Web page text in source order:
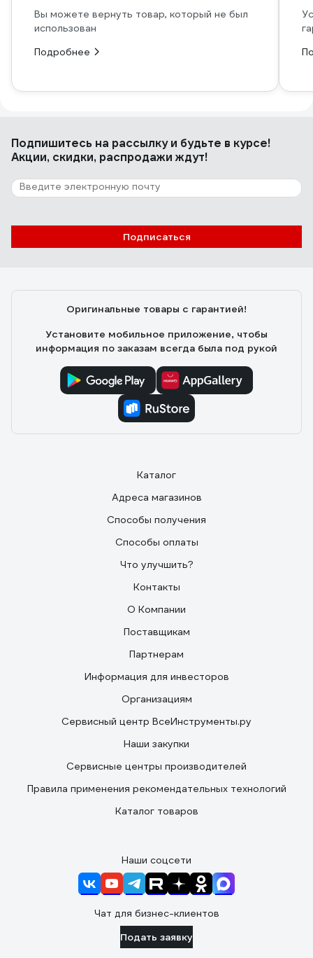
Вы можете вернуть товар, который не был
использован
Подробнее
Подпишитесь на рассылкуи будьте в курсе!
Акции, скидки, распродажи ждут!
Подписаться
Оригинальные товары с гарантией!
Установите мобильное приложение, чтобы
информация по заказам всегда была под рукой
Каталог
Адреса магазинов
Способы получения
Способы оплаты
Что улучшить?
Контакты
О Компании
Поставщикам
Партнерам
Информация для инвесторов
Организациям
Сервисный центр ВсеИнструменты.ру
Наши закупки
Сервисные центры производителей
Правила применения рекомендательных технологий
Каталог товаров
Наши соцсети
Чат для бизнес-клиентов
Подать заявку